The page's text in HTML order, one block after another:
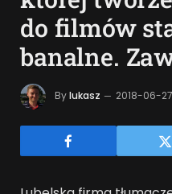
do filmów
banalne.
Bylukasz 2018-06-27